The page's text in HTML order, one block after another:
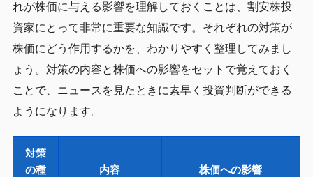
れが株価に与える影響を理解しておくことは、割安株投
資家にとって非常に重要な知識です。それぞれの対策が
株価にどう作用するかを、わかりやすく整理してみまし
ょう。対策の内容と株価への影響をセットで覚えておく
ことで、ニュースを見たときに素早く投資判断ができる
ようになります。
対策
の種
内容 株価への影響